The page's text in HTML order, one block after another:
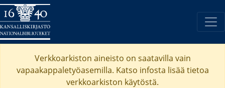
Verkkoarkiston aineisto on saatavilla vain
vapaakappaletyöasemilla. Katso infosta lisää tietoa
verkkoarkiston käytöstä.